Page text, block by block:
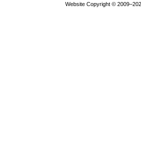
Website Copyright ©